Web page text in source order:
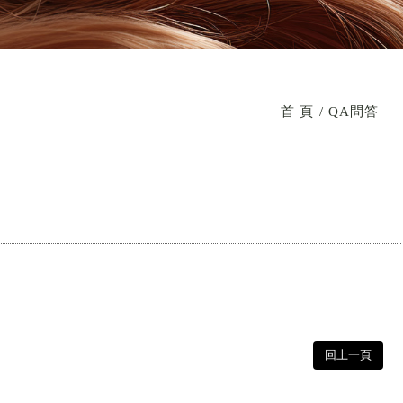
首 頁 QA問答
回上一頁